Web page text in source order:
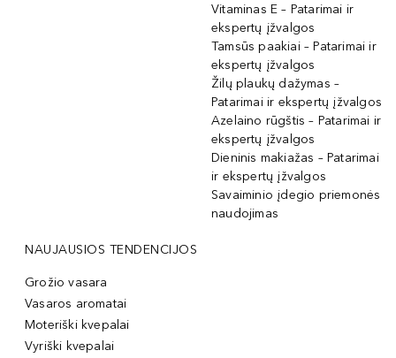
Vitaminas E – Patarimai ir
ekspertų įžvalgos
Tamsūs paakiai – Patarimai ir
ekspertų įžvalgos
Žilų plaukų dažymas –
Patarimai ir ekspertų įžvalgos
Azelaino rūgštis – Patarimai ir
ekspertų įžvalgos
Dieninis makiažas – Patarimai
ir ekspertų įžvalgos
Savaiminio įdegio priemonės
naudojimas
NAUJAUSIOS TENDENCIJOS
Grožio vasara
Vasaros aromatai
Moteriški kvepalai
Vyriški kvepalai